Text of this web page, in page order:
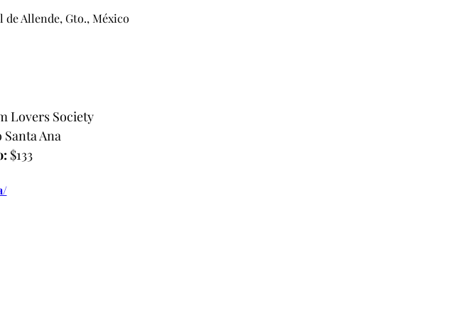
de Allende, Gto., México
Lovers Society
Santa Ana
$133